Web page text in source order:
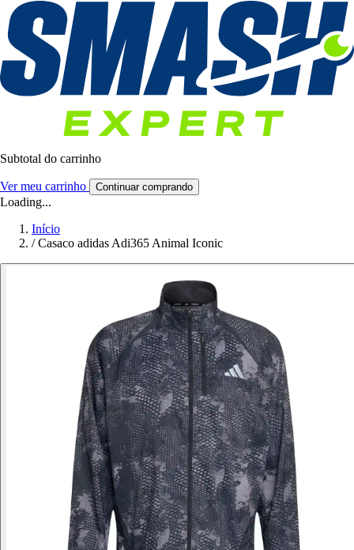
Subtotal do carrinho
Ver meu carrinho Continuar comprando
Loading...
Início
/ Casaco adidas Adi365 Animal Iconic